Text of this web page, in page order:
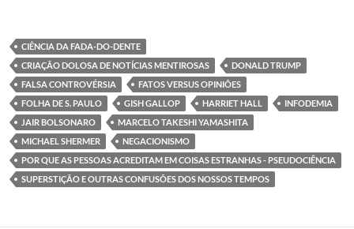
CIÊNCIA DA FADA-DO-DENTE
CRIAÇÃO DOLOSA DE NOTÍCIAS MENTIROSAS
DONALD TRUMP
FALSA CONTROVÉRSIA
FATOS VERSUS OPINIÕES
FOLHA DE S. PAULO
GISH GALLOP HARRIET HALL
INFODEMIA
JAIR BOLSONARO
MARCELO TAKESHI YAMASHITA
MICHAEL SHERMER
NEGACIONISMO
POR QUE AS PESSOAS ACREDITAM EM COISAS ESTRANHAS - PSEUDOCIÊNCIA
SUPERSTIÇÃO E OUTRAS CONFUSÕES DOS NOSSOS TEMPOS